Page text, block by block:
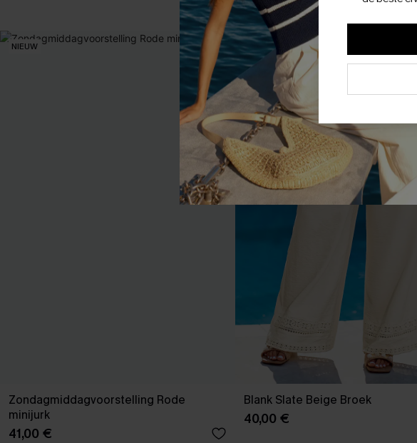
NIEUW
Zondagmiddagvoorstelling Rode
minijurk
41,00 €
NIEUW
Blank Slate Beige Broek
40,00 €